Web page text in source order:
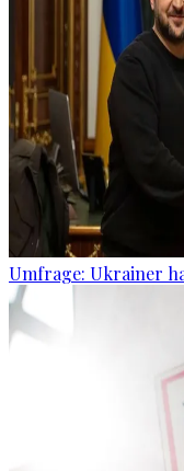
Umfrage: Ukrainer